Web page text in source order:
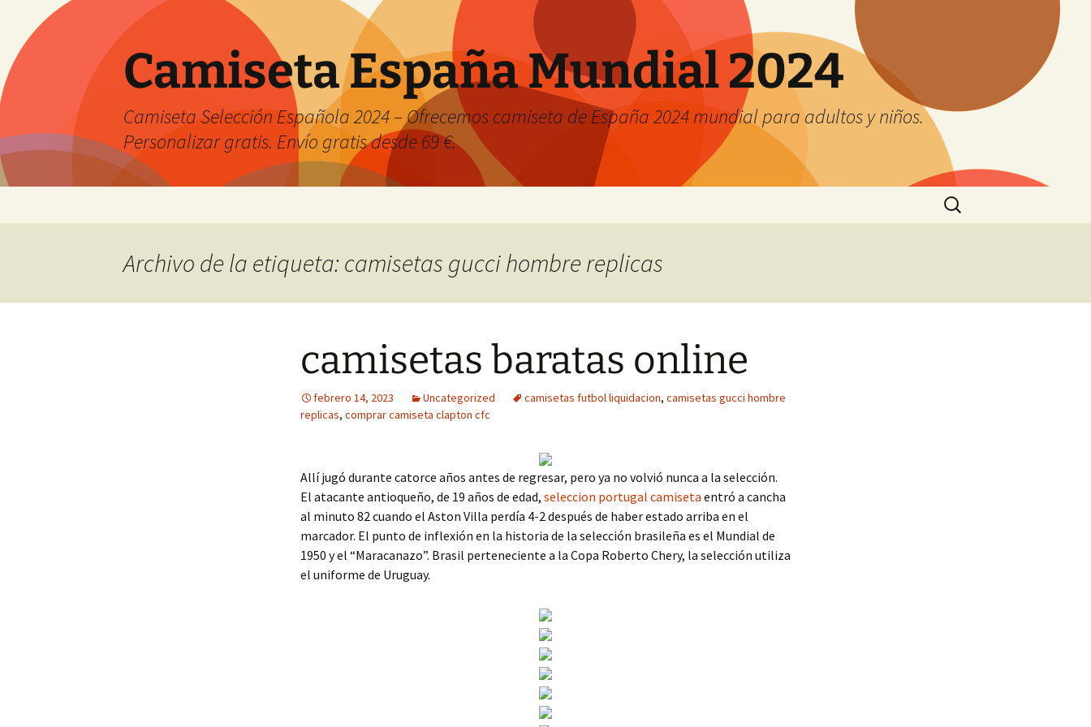
Camiseta España Mundial 2024
Camiseta Selección Española 2024 – Ofrecemos camiseta de España 2024 mundial para adultos y niños.
Personalizar gratis. Envío gratis desde 69 €.
Buscar:
Archivo de la etiqueta: camisetas gucci hombre replicas
camisetas baratas online
febrero 14, 2023 Uncategorized camisetas futbol liquidacion, camisetas gucci hombre
replicas, comprar camiseta clapton cfc
Allí jugó durante catorce años antes de regresar, pero ya no volvió nunca a la selección.
El atacante antioqueño, de 19 años de edad, seleccion portugal camiseta entró a cancha
al minuto 82 cuando el Aston Villa perdía 4-2 después de haber estado arriba en el
marcador. El punto de inflexión en la historia de la selección brasileña es el Mundial de
1950 y el “Maracanazo”. Brasil perteneciente a la Copa Roberto Chery, la selección utiliza
el uniforme de Uruguay.